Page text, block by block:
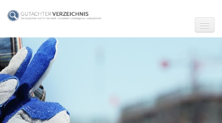
☗ Start
Gutachter in Berlin
Gutachter in Frankfurt (Main)
Gutachter in Hamburg